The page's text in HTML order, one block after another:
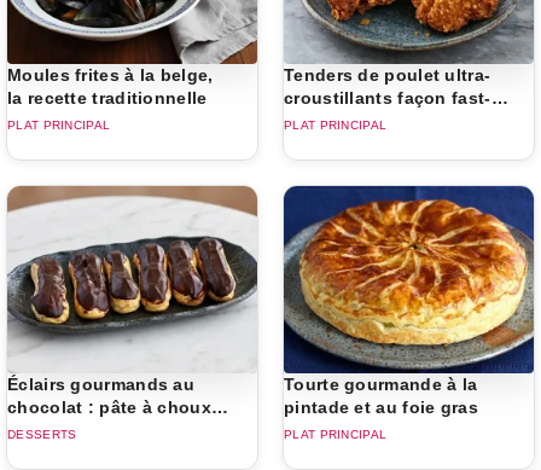
Moules frites à la belge,
la recette traditionnelle
PLAT PRINCIPAL
Tenders de poulet ultra-
croustillants façon fast-
food
PLAT PRINCIPAL
Éclairs gourmands au
chocolat : pâte à choux,
crème et ganache
DESSERTS
Tourte gourmande à la
pintade et au foie gras
PLAT PRINCIPAL